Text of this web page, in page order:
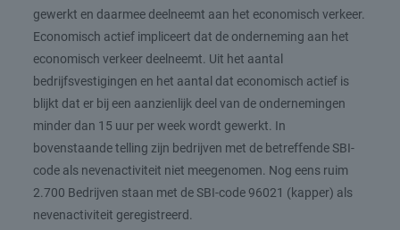
gewerkt en daarmee deelneemt aan het economisch verkeer.
Economisch actief impliceert dat de onderneming aan het
economisch verkeer deelneemt. Uit het aantal
bedrijfsvestigingen en het aantal dat economisch actief is
blijkt dat er bij een aanzienlijk deel van de ondernemingen
minder dan 15 uur per week wordt gewerkt. In
bovenstaande telling zijn bedrijven met de betreffende SBI-
code als nevenactiviteit niet meegenomen. Nog eens ruim
2.700 Bedrijven staan met de SBI-code 96021 (kapper) als
nevenactiviteit geregistreerd.